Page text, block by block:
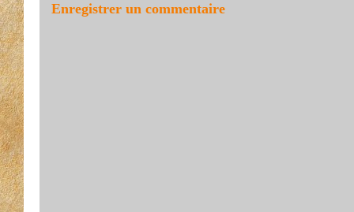
Enregistrer un commentaire